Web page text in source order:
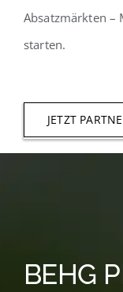
Absatzmärkten –
starten.
JETZT
BEHG